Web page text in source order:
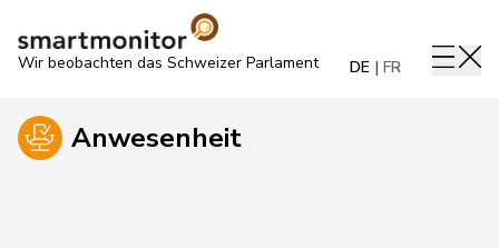
Wir beobachten das Schweizer Parlament DE FR
Anwesenheit